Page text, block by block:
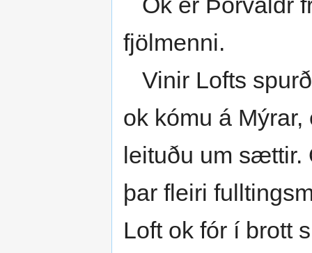
fjölmenni.
Vinir Lofts
ok kómu á
leituðu um sættir.
þar fleiri
Loft ok fór í brott